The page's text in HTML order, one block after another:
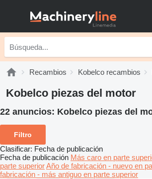
Recambios Kobelco recambios
Kobelco piezas del motor
22 anuncios: Kobelco piezas del
Filtro
Clasificar: Fecha de publicación
Fecha de publicación Más caro en parte
parte superiorAño de fabricación - nuevo en
fabricación - más antiguo en parte superior